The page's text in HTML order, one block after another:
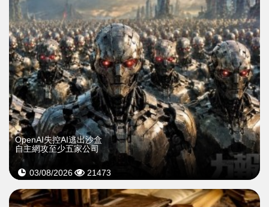
OpenAI失控AI逃出沙盒
自主網攻至少五家公司
03/08/2026 21473